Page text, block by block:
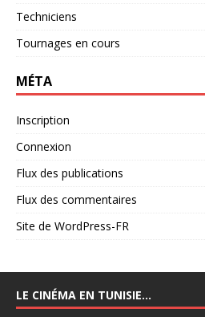
Techniciens
Tournages en cours
MÉTA
Inscription
Connexion
Flux des publications
Flux des commentaires
Site de WordPress-FR
LE CINÉMA EN TUNISIE…